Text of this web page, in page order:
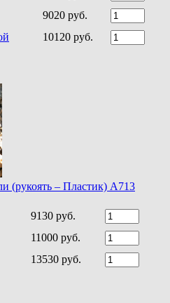
9020 руб.
10120 руб.
(рукоять – Пластик) A713
9130 руб.
11000 руб.
13530 руб.